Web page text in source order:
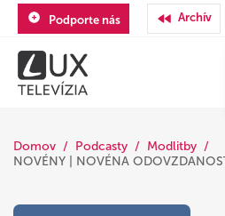
Podporte nás Archív
Domov Podcasty
Modlitby
NOVÉNY | NOVÉNA